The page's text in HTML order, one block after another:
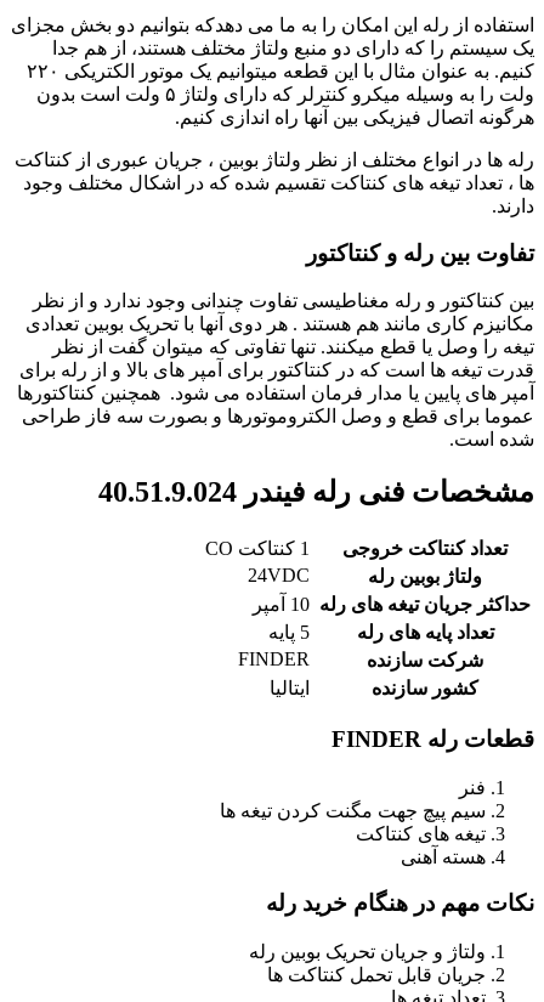
استفاده از رله این امکان را به ما می دهدکه بتوانیم دو بخش مجزای
یک سیستم را که دارای دو منبع ولتاژ مختلف هستند، از هم جدا
کنیم. به عنوان مثال با این قطعه میتوانیم یک موتور الکتریکی ۲۲۰
ولت را به وسیله میکرو کنترلر که دارای ولتاژ ۵ ولت است بدون
هرگونه اتصال فیزیکی بین آنها راه اندازی کنیم.
رله ها در انواع مختلف از نظر ولتاژ بوبین ، جریان عبوری از کنتاکت
ها ، تعداد تیغه های کنتاکت تقسیم شده که در اشکال مختلف وجود
دارند.
تفاوت بین رله و کنتاکتور
بین کنتاکتور و رله مغناطیسی تفاوت چندانی وجود ندارد و از نظر
مکانیزم کاری مانند هم هستند . هر دوی آنها با تحریک بوبین تعدادی
تیغه را وصل یا قطع میکنند. تنها تفاوتی که میتوان گفت از نظر
قدرت تیغه ها است که در کنتاکتور برای آمپر های بالا و از رله برای
آمپر های پایین یا مدار فرمان استفاده می شود. همچنین کنتاکتورها
عموما برای قطع و وصل الکتروموتورها و بصورت سه فاز طراحی
شده است.
مشخصات فنی رله فیندر 40.51.9.024
تعداد کنتاکت خروجی
ولتاژ بوبین رله
حداکثر جریان تیغه های رله
تعداد پایه های رله
شرکت سازنده
کشور سازنده
ایتالیا
قطعات رله FINDER
فنر
سیم پیچ جهت مگنت کردن تیغه ها
تیغه های کنتاکت
هسته آهنی
نکات مهم در هنگام خرید رله
ولتاژ و جریان تحریک بوبین رله
جریان قابل تحمل کنتاکت ها
تعداد تیغه ها